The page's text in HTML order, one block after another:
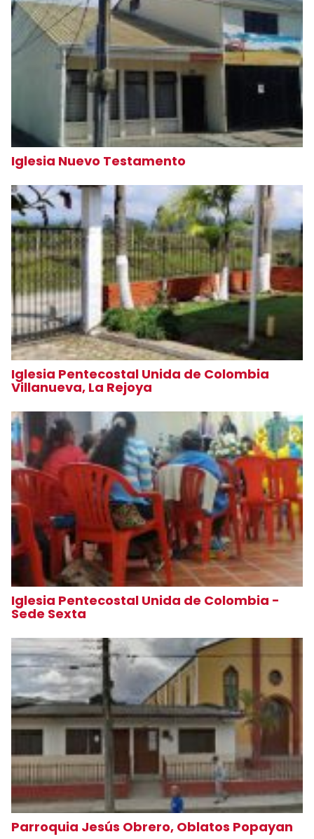
Iglesia Nuevo Testamento
Iglesia Pentecostal Unida de Colombia
Villanueva, La Rejoya
Iglesia Pentecostal Unida de Colombia -
Sede Sexta
Parroquia Jesús Obrero, Oblatos Popayan